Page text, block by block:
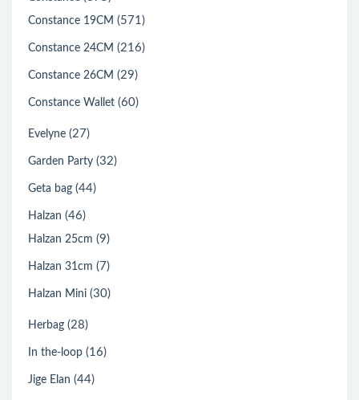
Constance 19CM (571)
Constance 24CM (216)
Constance 26CM (29)
Constance Wallet (60)
Evelyne (27)
Garden Party (32)
Geta bag (44)
Halzan (46)
Halzan 25cm (9)
Halzan 31cm (7)
Halzan Mini (30)
Herbag (28)
In the-loop (16)
Jige Elan (44)